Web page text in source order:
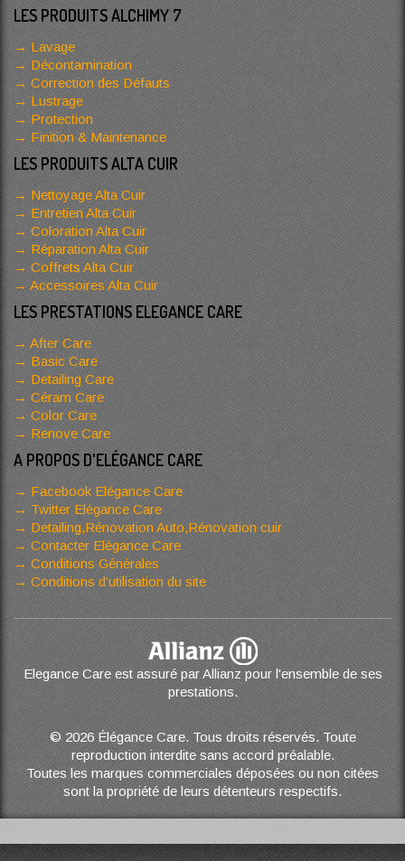
LES PRODUITS ALCHIMY 7
Lavage
Décontamination
Correction des Défauts
Lustrage
Protection
Finition & Maintenance
LES PRODUITS ALTA CUIR
Nettoyage Alta Cuir
Entretien Alta Cuir
Coloration Alta Cuir
Réparation Alta Cuir
Coffrets Alta Cuir
Accessoires Alta Cuir
LES PRESTATIONS ELEGANCE CARE
After Care
Basic Care
Detailing Care
Céram Care
Color Care
Renove Care
A PROPOS D'ELÉGANCE CARE
Facebook Elégance Care
Twitter Elégance Care
Detailing,Rénovation Auto,Rénovation cuir
Contacter Elégance Care
Conditions Générales
Conditions d’utilisation du site
Elegance Care est assuré par Allianz pour l'ensemble de ses
prestations.
© 2026 Élégance Care. Tous droits réservés. Toute
reproduction interdite sans accord préalable.
Toutes les marques commerciales déposées ou non citées
sont la propriété de leurs détenteurs respectifs.